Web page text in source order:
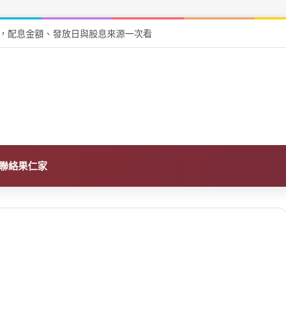
資助買房免稅額、申報與金流一次看
絡果仁家